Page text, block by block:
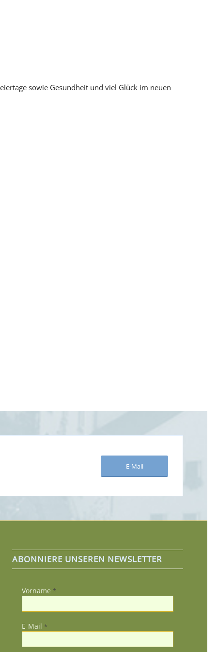
sowie Gesundheit und viel Glück im neuen
E-Mail
ABONNIERE UNSEREN NEWSLETTER
Vorname *
E-Mail *